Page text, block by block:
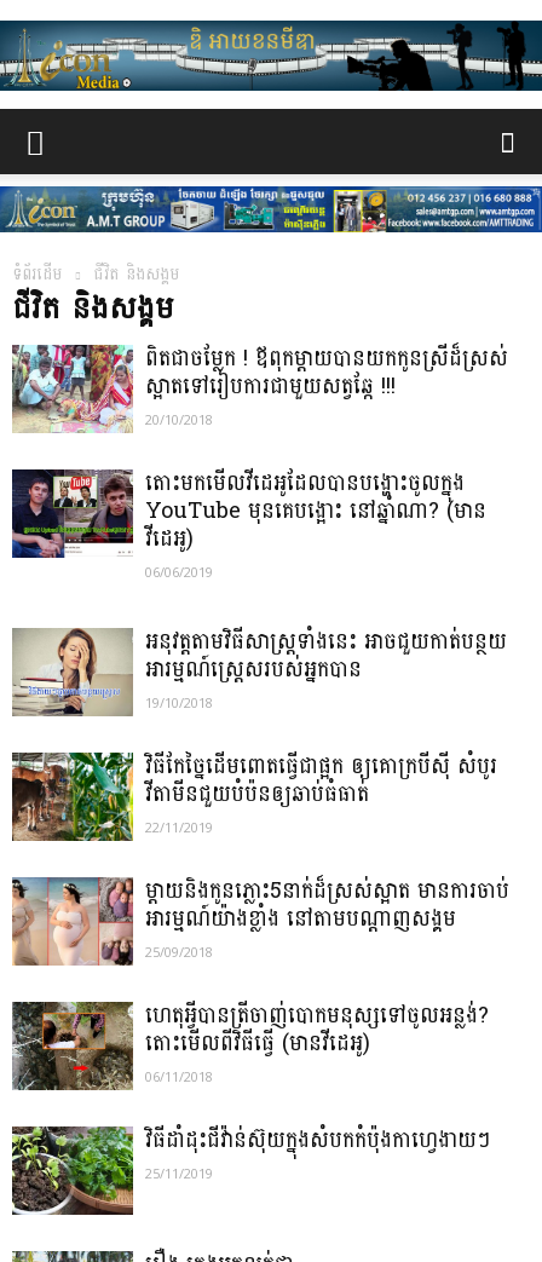
ទំព័រដើម ជីវិត និងសង្គម
ជីវិត និងសង្គម
ពិតជាចម្លែក ! ឪពុកម្តាយបានយកកូនស្រីដ៏ស្រស់
ស្អាតទៅរៀបការជាមួយសត្វឆ្កែ !!!
20/10/2018
តោះមកមើលវីដេអូដែលបានបង្ហោះចូលក្នុង
YouTube មុនគេបង្អោះ នៅឆ្នាំណា? (មាន
វីដេអូ)
06/06/2019
អនុវត្តតាមវិធីសាស្ត្រទាំងនេះ អាចជួយកាត់បន្ថយ
អារម្មណ៍ស្រ្តេសរបស់អ្នកបាន
19/10/2018
វិធីកែច្នៃដើមពោតធ្វើជាផ្អក ឲ្យគោក្របីស៊ី សំបូរ
វីតាមីនជួយបំប៉នឲ្យឆាប់ធំធាត់
22/11/2019
ម្តាយនិងកូនភ្លោះ5នាក់ដ៏ស្រស់ស្អាត មានការចាប់
អារម្មណ៍យ៉ាងខ្លាំង នៅតាមបណ្តាញសង្គម
25/09/2018
ហេតុអ្វីបានត្រីចាញ់បោកមនុស្សទៅចូលអន្លង់?
តោះមើលពីវិធីធ្វើ (មានវីដេអូ)
06/11/2018
វិធីដាំដុះជីវ៉ាន់ស៊ុយក្នុងសំបកកំប៉ុងកាហ្វេងាយៗ
25/11/2019